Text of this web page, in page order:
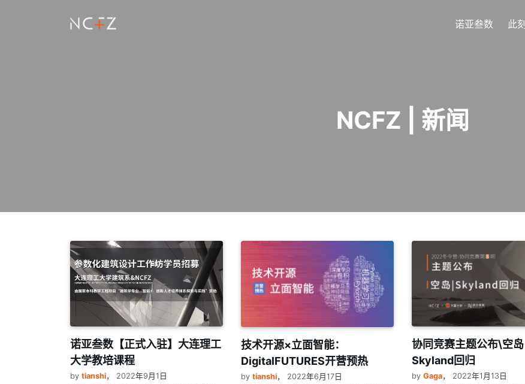
诺亚叁数 此刻
NCFZ | 新闻
诺亚叁数【正式入驻】大连理工
大学教培课程
by tianshi， 2022年9月1日
技术开源×立面智能：
DigitalFUTURES开营预热
by tianshi， 2022年6月17日
协同竞赛主题公布\空岛
Skyland回归
by Gaga， 2022年1月13日